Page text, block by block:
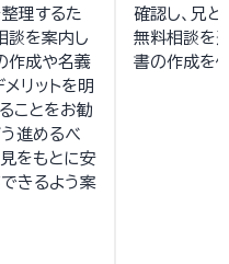
理するた
談を案内し
作成や名義
リットを明
ことをお勧
う進めるべ
をもとに安
きるよう案
確認し、兄
無料相談を
書の作成を